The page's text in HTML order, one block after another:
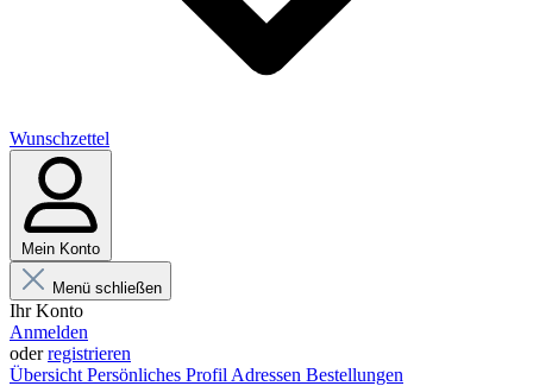
Wunschzettel
Mein Konto
Menü schließen
Ihr Konto
Anmelden
oderregistrieren
Übersicht Persönliches Profil Adressen Bestellungen